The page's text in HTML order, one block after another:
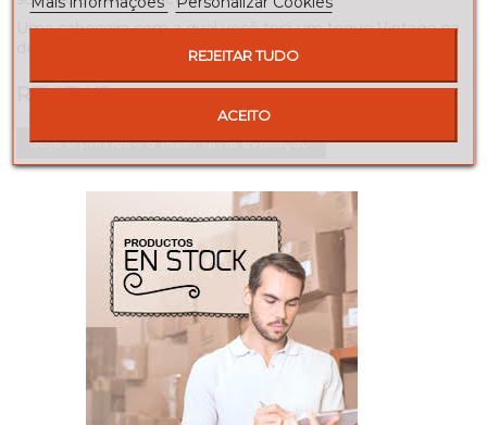
Uma cabeceira com a qual você terá um toque Vintage na
REVIEWS
Seja o primeiro a fazer uma avaliação!
REJEITAR TUDO
ACEITO